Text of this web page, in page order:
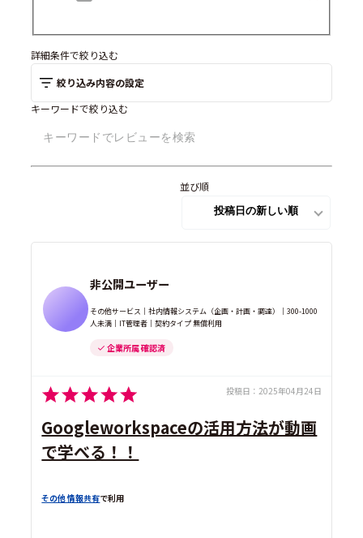
詳細条件で絞り込む
絞り込み内容の設定
キーワードで絞り込む
並び順
非公開ユーザー
その他サービス｜社内情報システム（企画・計画・調達）｜300-1000
人未満｜IT管理者｜契約タイプ 無償利用
企業所属 確認済
投稿日： 2025年04月24日
Googleworkspaceの活用方法が動画
で学べる！！
その他 情報共有で利用